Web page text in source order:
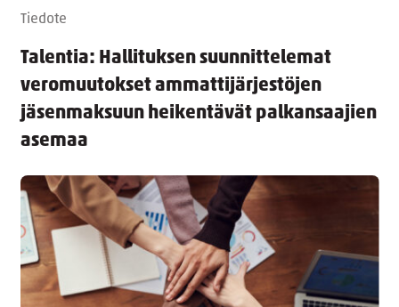
Tiedote
Talentia: Hallituksen suunnittelemat
veromuutokset ammattijärjestöjen
jäsenmaksuun heikentävät palkansaajien
asemaa